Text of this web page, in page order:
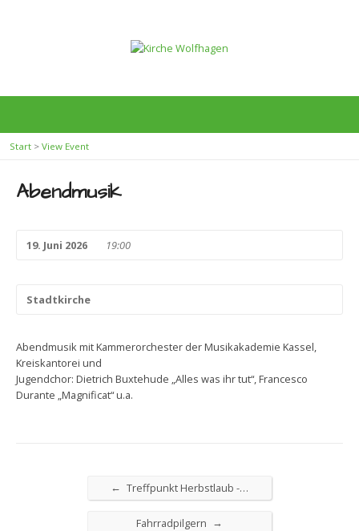
Start > View Event
Abendmusik
19. Juni 2026 19:00
Stadtkirche
Abendmusik mit Kammerorchester der Musikakademie Kassel,
Kreiskantorei und
Jugendchor: Dietrich Buxtehude „Alles was ihr tut“, Francesco
Durante „Magnificat“ u.a.
← Treffpunkt Herbstlaub -…
Fahrradpilgern →